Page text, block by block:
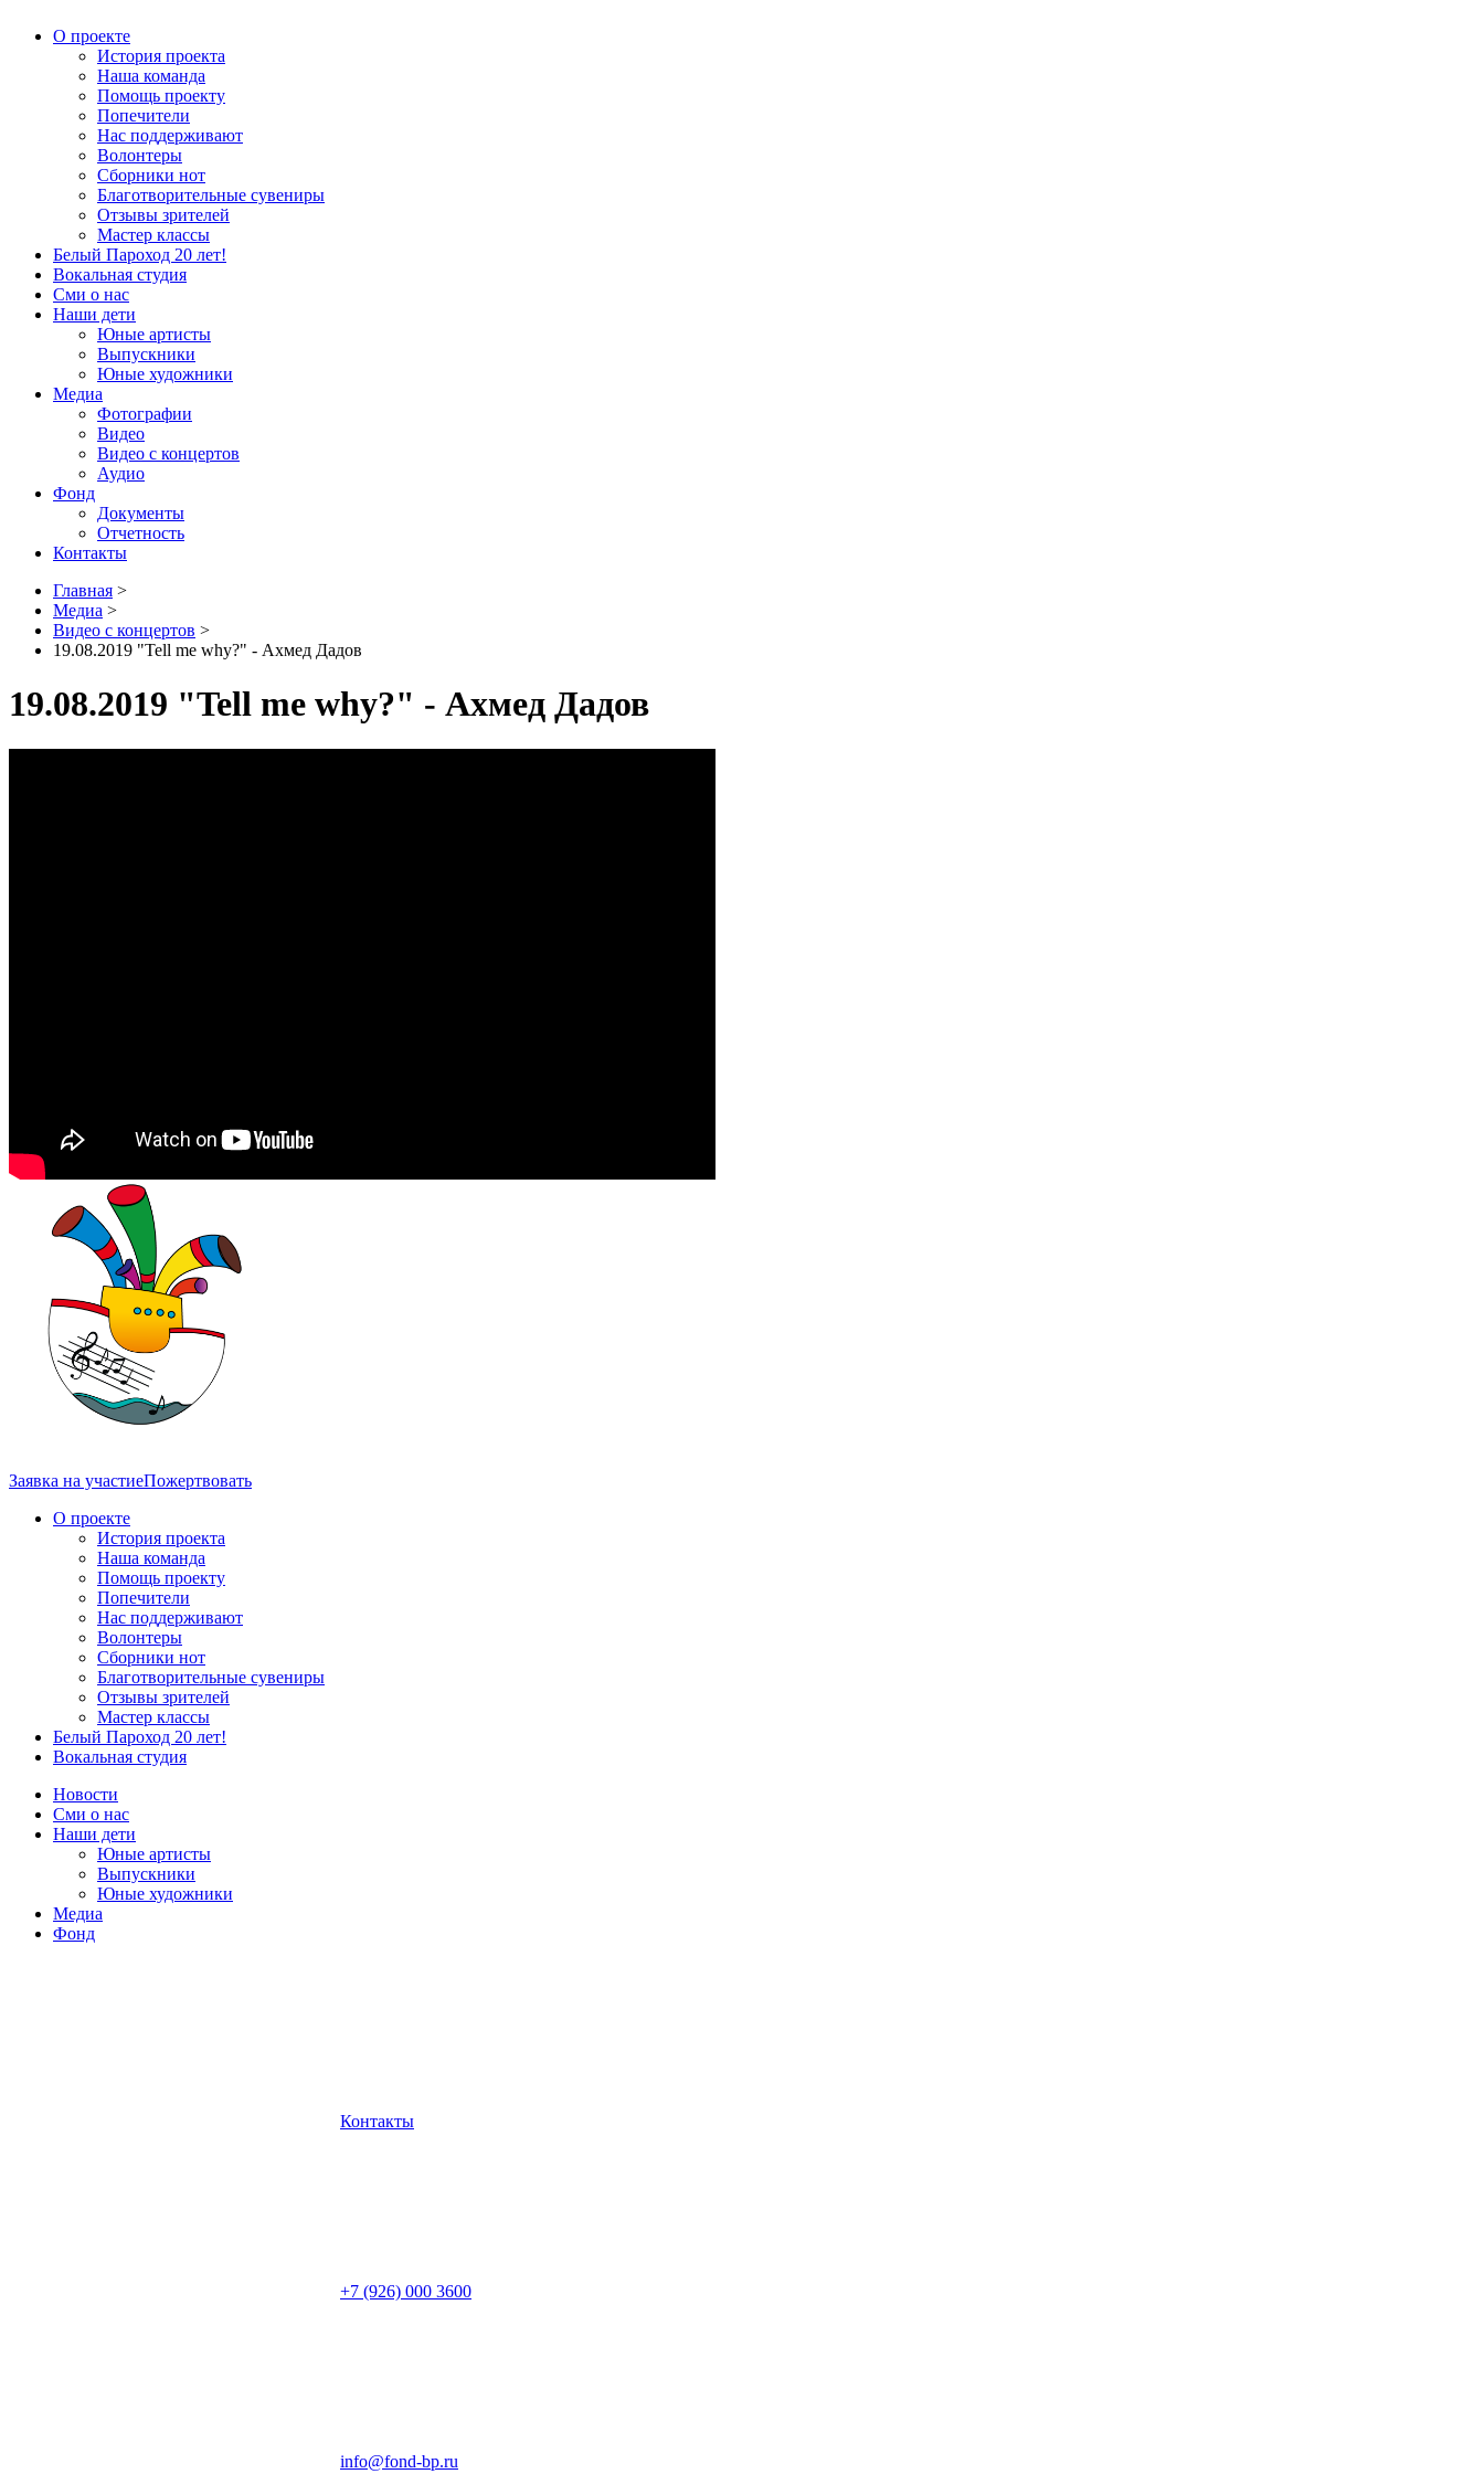
О проекте
История проекта
Наша команда
Помощь проекту
Попечители
Нас поддерживают
Волонтеры
Сборники нот
Благотворительные сувениры
Отзывы зрителей
Мастер классы
Белый Пароход 20 лет!
Вокальная студия
Сми о нас
Наши дети
Юные артисты
Выпускники
Юные художники
Медиа
Фотографии
Видео
Видео с концертов
Аудио
Фонд
Документы
Отчетность
Контакты
Главная >
Медиа >
Видео с концертов >
19.08.2019 "Tell me why?" - Ахмед Дадов
19.08.2019 "Tell me why?" - Ахмед Дадов
Заявка на участиеПожертвовать
О проекте
История проекта
Наша команда
Помощь проекту
Попечители
Нас поддерживают
Волонтеры
Сборники нот
Благотворительные сувениры
Отзывы зрителей
Мастер классы
Белый Пароход 20 лет!
Вокальная студия
Новости
Сми о нас
Наши дети
Юные артисты
Выпускники
Юные художники
Медиа
Фонд
Контакты
+7 (926) 000 3600
info@fond-bp.ru